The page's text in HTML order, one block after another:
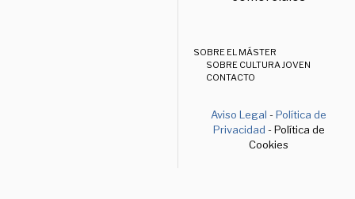
SOBRE EL MÁSTER
SOBRE CULTURA JOVEN
CONTACTO
Aviso Legal -Política de
Privacidad - Política de
Cookies